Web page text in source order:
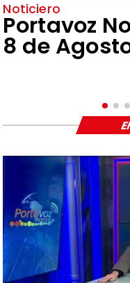
Noticiero
Portavoz
8 de